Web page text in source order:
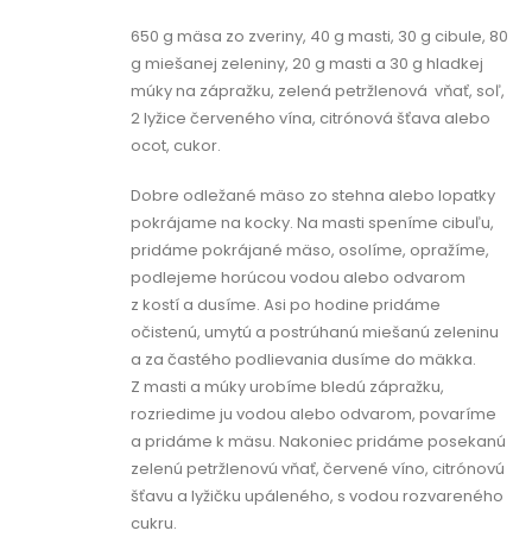
650 g mäsa zo zveriny, 40 g masti, 30 g cibule, 80
g miešanej zeleniny, 20 g masti a 30 g hladkej
múky na zápražku, zelená petržlenová vňať, soľ,
2 lyžice červeného vína, citrónová šťava alebo
ocot, cukor.
Dobre odležané mäso zo stehna alebo lopatky
pokrájame na kocky. Na masti speníme cibuľu,
pridáme pokrájané mäso, osolíme, opražíme,
podlejeme horúcou vodou alebo odvarom
z kostí a dusíme. Asi po hodine pridáme
očistenú, umytú a postrúhanú miešanú zeleninu
a za častého podlievania dusíme do mäkka.
Z masti a múky urobíme bledú zápražku,
rozriedime ju vodou alebo odvarom, povaríme
a pridáme k mäsu. Nakoniec pridáme posekanú
zelenú petržlenovú vňať, červené víno, citrónovú
šťavu a lyžičku upáleného, s vodou rozvareného
cukru.